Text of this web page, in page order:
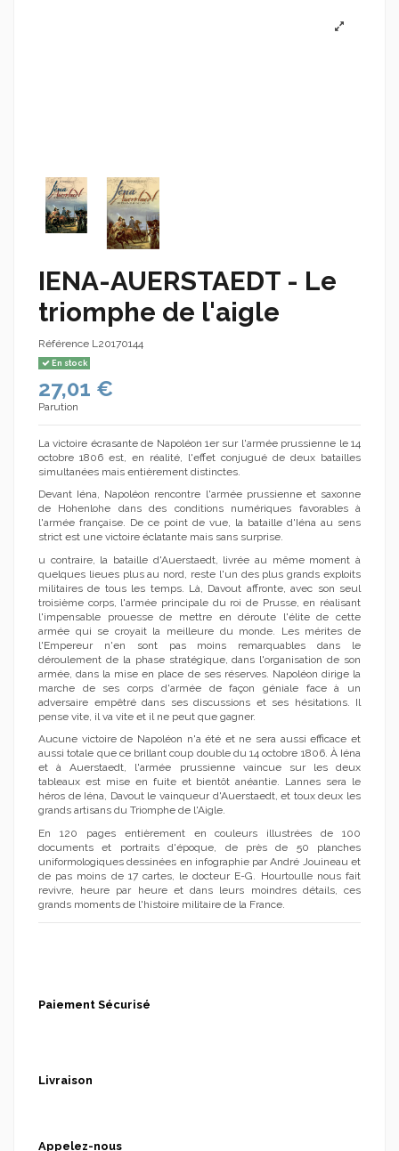
IENA-AUERSTAEDT - Le
triomphe de l'aigle
Référence L20170144
En stock
27,01 €
Parution
La victoire écrasante de Napoléon 1er sur l'armée prussienne le 14
octobre 1806 est, en réalité, l'effet conjugué de deux batailles
simultanées mais entièrement distinctes.
Devant Iéna, Napoléon rencontre l'armée prussienne et saxonne
de Hohenlohe dans des conditions numériques favorables à
l'armée française. De ce point de vue, la bataille d'Iéna au sens
strict est une victoire éclatante mais sans surprise.
u contraire, la bataille d'Auerstaedt, livrée au même moment à
quelques lieues plus au nord, reste l'un des plus grands exploits
militaires de tous les temps. Là, Davout affronte, avec son seul
troisième corps, l'armée principale du roi de Prusse, en réalisant
l'impensable prouesse de mettre en déroute l'élite de cette
armée qui se croyait la meilleure du monde. Les mérites de
l'Empereur n'en sont pas moins remarquables dans le
déroulement de la phase stratégique, dans l'organisation de son
armée, dans la mise en place de ses réserves. Napoléon dirige la
marche de ses corps d'armée de façon géniale face à un
adversaire empêtré dans ses discussions et ses hésitations. Il
pense vite, il va vite et il ne peut que gagner.
Aucune victoire de Napoléon n'a été et ne sera aussi efficace et
aussi totale que ce brillant coup double du 14 octobre 1806. À Iéna
et à Auerstaedt, l'armée prussienne vaincue sur les deux
tableaux est mise en fuite et bientôt anéantie. Lannes sera le
héros de Iéna, Davout le vainqueur d'Auerstaedt, et toux deux les
grands artisans du Triomphe de l'Aigle.
En 120 pages entièrement en couleurs illustrées de 100
documents et portraits d'époque, de près de 50 planches
uniformologiques dessinées en infographie par André Jouineau et
de pas moins de 17 cartes, le docteur E-G. Hourtoulle nous fait
revivre, heure par heure et dans leurs moindres détails, ces
grands moments de l'histoire militaire de la France.
Paiement Sécurisé
Livraison
Appelez-nous